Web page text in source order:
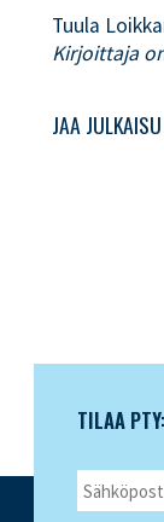
Tuula
Kirjoittaja
JAA JULKAISU
TILAA